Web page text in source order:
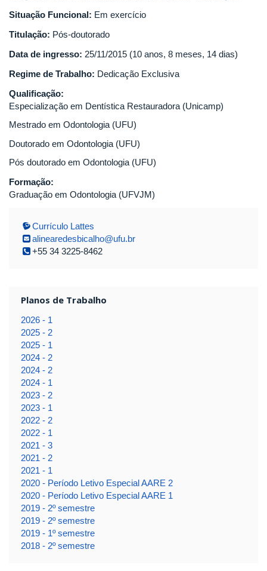
Situação Funcional: Em exercício
Titulação: Pós-doutorado
Data de ingresso: 25/11/2015 (10 anos, 8 meses, 14 dias)
Regime de Trabalho: Dedicação Exclusiva
Qualificação:
Especialização em Dentística Restauradora (Unicamp)
Mestrado em Odontologia (UFU)
Doutorado em Odontologia (UFU)
Pós doutorado em Odontologia (UFU)
Formação:
Graduação em Odontologia (UFVJM)
Currículo Lattes
alinearedesbicalho@ufu.br
+55 34 3225-8462
Planos de Trabalho
2026 - 1
2025 - 2
2025 - 1
2024 - 2
2024 - 2
2024 - 1
2023 - 2
2023 - 1
2022 - 2
2022 - 1
2021 - 3
2021 - 2
2021 - 1
2020 - Período Letivo Especial AARE 2
2020 - Período Letivo Especial AARE 1
2019 - 2º semestre
2019 - 2º semestre
2019 - 1º semestre
2018 - 2º semestre